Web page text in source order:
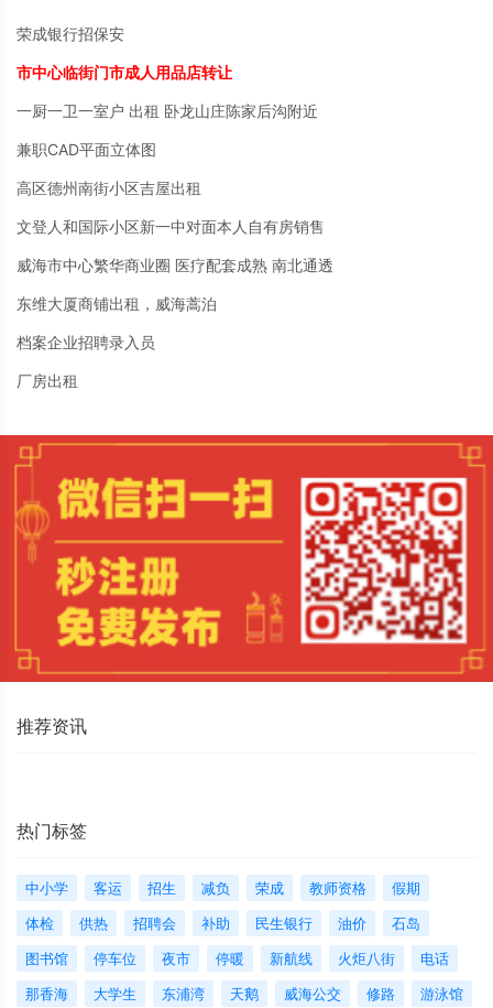
荣成银行招保安
市中心临街门市成人用品店转让
一厨一卫一室户 出租 卧龙山庄陈家后沟附近
兼职CAD平面立体图
高区德州南街小区吉屋出租
文登人和国际小区新一中对面本人自有房销售
威海市中心繁华商业圈 医疗配套成熟 南北通透
东维大厦商铺出租，威海蒿泊
档案企业招聘录入员
厂房出租
推荐资讯
热门标签
中小学 客运 招生 减负 荣成 教师资格
假期
体检
供热 招聘会 补助 民生银行 油价
石岛
图书馆
停车位 夜市 停暖 新航线 火炬八街
电话
那香海
大学生 东浦湾 天鹅 威海公交 修路 游泳馆